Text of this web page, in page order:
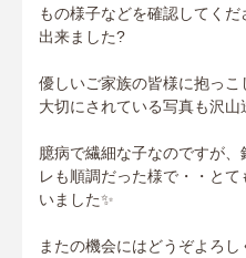
もの様子などを確認してく
出来ました?
優しいご家族の皆様に抱っ
大切にされている写真も沢
臆病で繊細な子なのですが
レも順調だった様で・・と
いました✨
またの機会にはどうぞよろし